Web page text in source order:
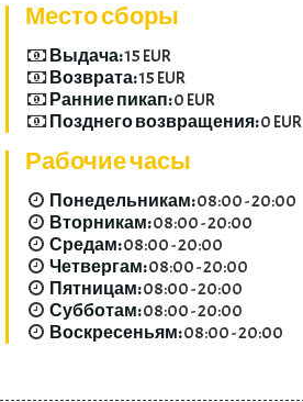
Место сборы
Выдача:15 EUR
Возврата:15 EUR
Ранние пикап:0 EUR
Позднего возвращения:0 EUR
Рабочие часы
Понедельникам:08:00 - 20:00
Вторникам:08:00 - 20:00
Средам:08:00 - 20:00
Четвергам:08:00 - 20:00
Пятницам:08:00 - 20:00
Субботам:08:00 - 20:00
Воскресеньям:08:00 - 20:00